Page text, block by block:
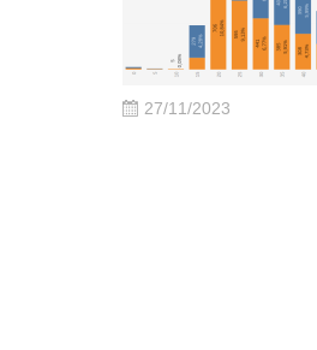
27/11/2023